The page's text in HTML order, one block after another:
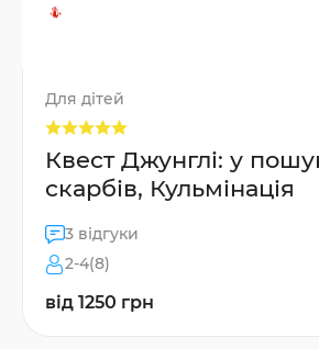
Для дітей
Квест Джунглі: у
скарбів, Кульмінація
3 відгуки
2-4(8)
від 1250 грн